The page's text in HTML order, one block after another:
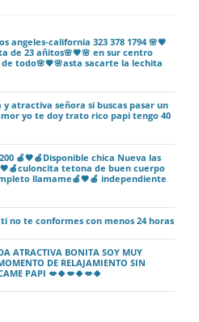
angeles-california 323 378 1794 🌸💗
de 23 añitos🌸💗🌸 en sur centro
todo🌸💗🌸asta sacarte la lechita
y atractiva señora si buscas pasar un
yo te doy trato rico papi tengo 40
🍎🖤🍎Disponible chica Nueva las
tetona de buen cuerpo
llamame🍎🖤🍎 independiente
ti no te conformes con menos 24 horas
ATRACTIVA BONITA SOY MUY
DE RELAJAMIENTO SIN
PAPI 💋🍀💋🍀💋🍀